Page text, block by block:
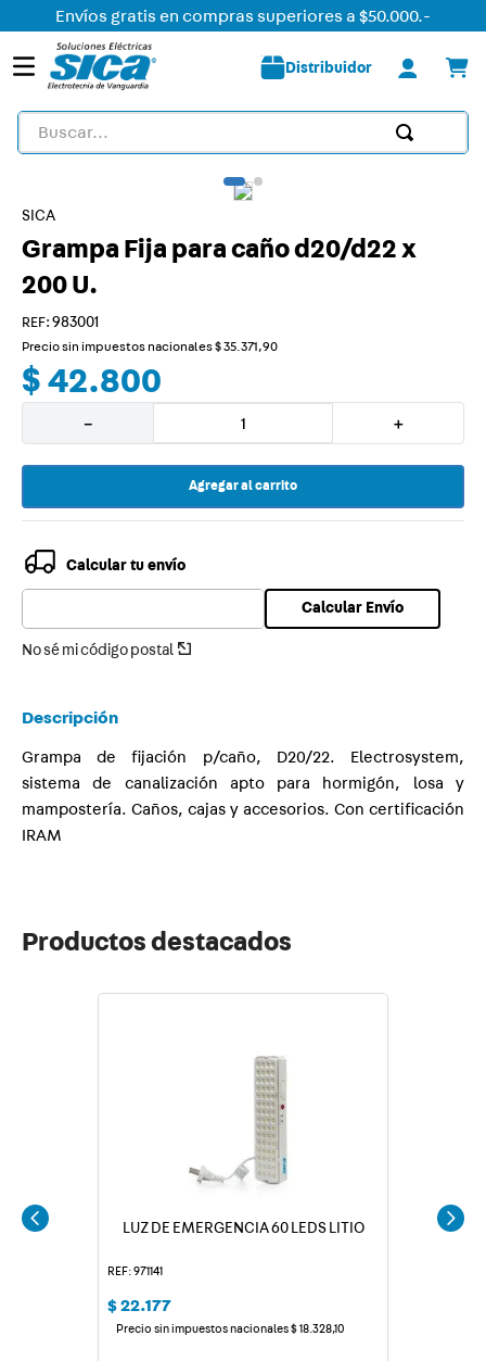
Envíos gratis en compras superiores a $50.000.-
Distribuidor
Buscar...
SICA
Grampa Fija para caño d20/d22 x
200 U.
: 983001
Precio sin impuestos nacionales$35 371,90
$ 42.800
＋
－
Agregar al carrito
Calcular tu envío
No sé mi código postal
Calcular Envío
Descripción
Grampa de fijación p/caño, D20/22. Electrosystem,
sistema de canalización apto para hormigón, losa y
mampostería. Caños, cajas y accesorios. Con certificación
IRAM
Productos destacados
LUZ DE EMERGENCIA 60 LEDS LITIO
REF: 971141
$22.177
Precio sin impuestos nacionales$18 328,10
TÉRMINOS MÁS BUSCADOS
1.
2.
tomacorriente
3.
liston led
4.
caja
5
6.
dimmer
9.
toma
10.